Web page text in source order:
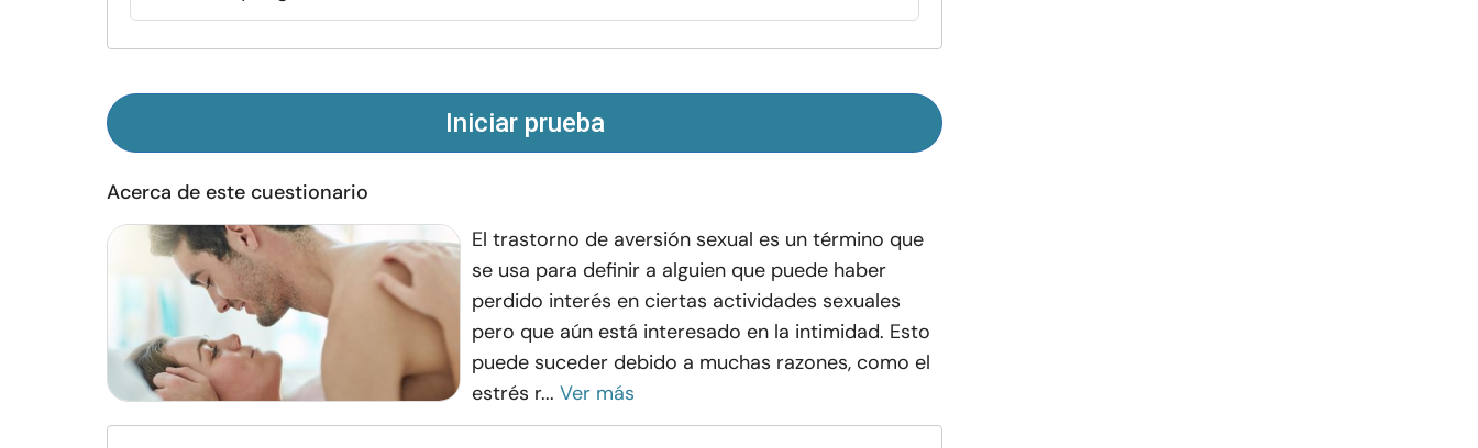
Iniciar prueba
Acerca de este cuestionario
El trastorno de aversión sexual es un término que
se usa para definir a alguien que puede haber
perdido interés en ciertas actividades sexuales
pero que aún está interesado en la intimidad. Esto
puede suceder debido a muchas razones, como el
estrés r... Ver más